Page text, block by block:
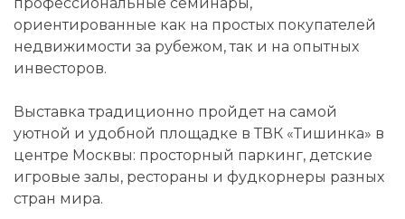
ориентированные как на простых покупателей
недвижимости за рубежом, так и на опытных
инвесторов.
Выставка традиционно пройдет на самой
уютной и удобной площадке в ТВК «Тишинка» в
центре Москвы: просторный паркинг, детские
игровые залы, рестораны и фудкорнеры разных
стран мира.